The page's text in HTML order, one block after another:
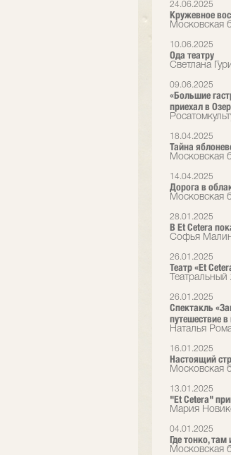
24.06.2025
Кружевное
Московская
10.06.2025
Ода театру
Светлана
09.06.2025
«Большие
приехал в
18.04.2025
Тайна
Московская
14.04.2025
Дорога в
Московская
28.01.2025
В Et Сetera
Софья
26.01.2025
Театр «Et
26.01.2025
Спектакль
путешествие
Наталья
16.01.2025
Настоящий
Московская
13.01.2025
"Et Cetera"
Мария
04.01.2025
Где тонко, там
Московская